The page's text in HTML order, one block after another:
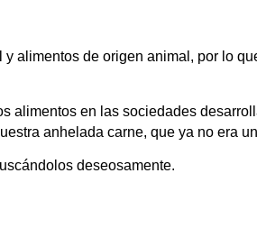
alimentos de origen animal, por lo
alimentos en las sociedades
anhelada carne, que ya no era
deseosamente.